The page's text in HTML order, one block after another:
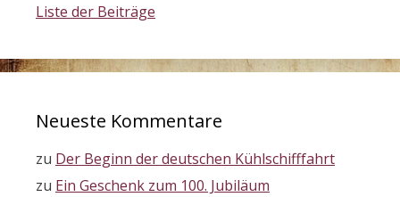
Liste der Beiträge
Neueste Kommentare
zu Der Beginn der deutschen Kühlschifffahrt
zu Ein Geschenk zum 100. Jubiläum